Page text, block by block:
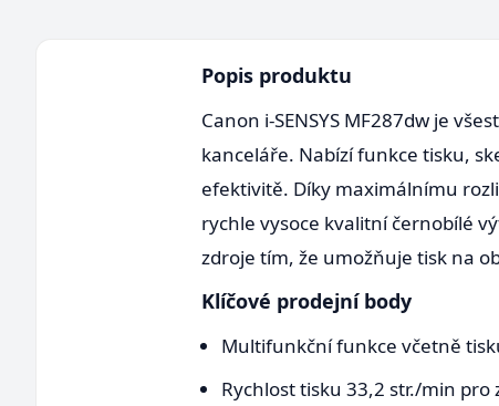
Popis produktu
Canon i-SENSYS MF287dw je
kanceláře. Nabízí funkce tisku,
efektivitě. Díky maximálnímu
rychle vysoce kvalitní černobílé
zdroje tím, že umožňuje tisk na
Klíčové prodejní body
Multifunkční funkce včetně
Rychlost tisku 33,2 str./min